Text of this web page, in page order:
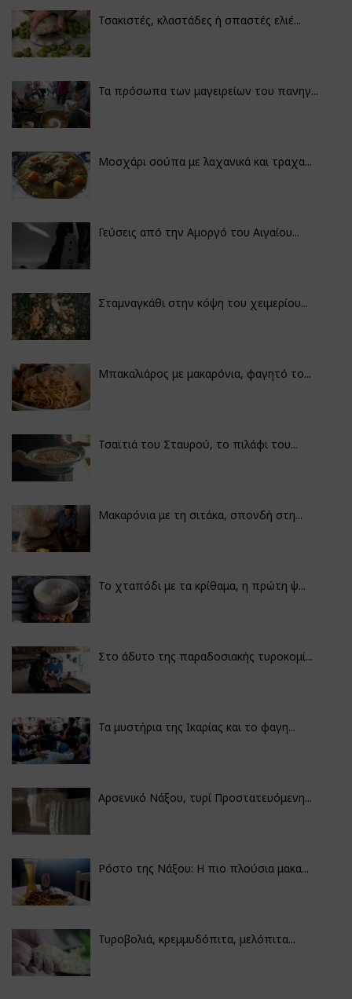
Τσακιστές, κλαστάδες ή σπαστές ελιέ...
Τα πρόσωπα των μαγειρείων του πανηγ...
Μοσχάρι σούπα με λαχανικά και τραχα...
Γεύσεις από την Αμοργό του Αιγαίου...
Σταμναγκάθι στην κόψη του χειμερίου...
Μπακαλιάρος με μακαρόνια, φαγητό το...
Τσαϊτιά του Σταυρού, το πιλάφι του...
Μακαρόνια με τη σιτάκα, σπονδή στη...
Το χταπόδι με τα κρίθαμα, η πρώτη ψ...
Στο άδυτο της παραδοσιακής τυροκομί...
Τα μυστήρια της Ικαρίας και το φαγη...
Αρσενικό Νάξου, τυρί Προστατευόμενη...
Ρόστο της Νάξου: Η πιο πλούσια μακα...
Τυροβολιά, κρεμμυδόπιτα, μελόπιτα...